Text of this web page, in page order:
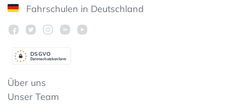
Fahrschulen in Deutschland
Datenschutzkonform
DSGVO
Über uns
Unser Team